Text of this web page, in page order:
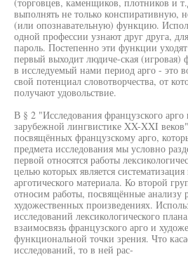
выполнять не только конспиративную,
(или опознавательную) функцию.
одной профессии узнают друг друга,
пароль. Постепенно эти функции
первый выходит людиче-ская
в исследуемый нами период арго - это
свой потенциал словотворчества, от
получают удовольствие.
В § 2 "Исследования французского арго
зарубежной лингвистике XX-XXI
посвящённых французскому арго,
предмета исследования мы условно
первой относятся работы
целью которых является
арготического материала. Ко второй
относим работы, посвящённые анализу
художественных произведениях.
исследований лексикологического
взаимосвязь французского арго и
функциональной точки зрения. Что
исследований, то в ней рас-